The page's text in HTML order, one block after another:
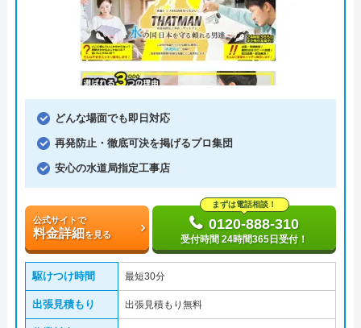
どんな場面でも即日対応
再発防止・徹底可決を掲げるプロ集団
安心の水道局指定工事店
公式サイトで
料金詳細を見る
まずは電話相談！
0120-888-310
受付時間 24時間365日受付！
駆けつけ時間 最短30分
出張見積もり 出張見積もり無料